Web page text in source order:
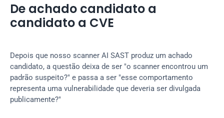
De achado candidato a
candidato a CVE
Depois que nosso scanner AI SAST produz um achado
candidato, a questão deixa de ser "o scanner encontrou um
padrão suspeito?" e passa a ser "esse comportamento
representa uma vulnerabilidade que deveria ser divulgada
publicamente?"